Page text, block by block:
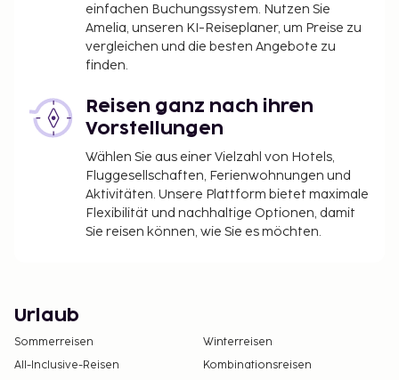
einfachen Buchungssystem. Nutzen Sie
Amelia, unseren KI-Reiseplaner, um Preise zu
vergleichen und die besten Angebote zu
finden.
Reisen ganz nach ihren
Vorstellungen
Wählen Sie aus einer Vielzahl von Hotels,
Fluggesellschaften, Ferienwohnungen und
Aktivitäten. Unsere Plattform bietet maximale
Flexibilität und nachhaltige Optionen, damit
Sie reisen können, wie Sie es möchten.
Urlaub
Sommerreisen
Winterreisen
All-Inclusive-Reisen
Kombinationsreisen